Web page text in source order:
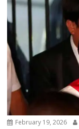
February 19, 2026